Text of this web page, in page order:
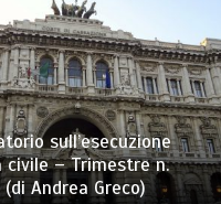
sull’esecuzione
– Trimestre n.
Andrea Greco)